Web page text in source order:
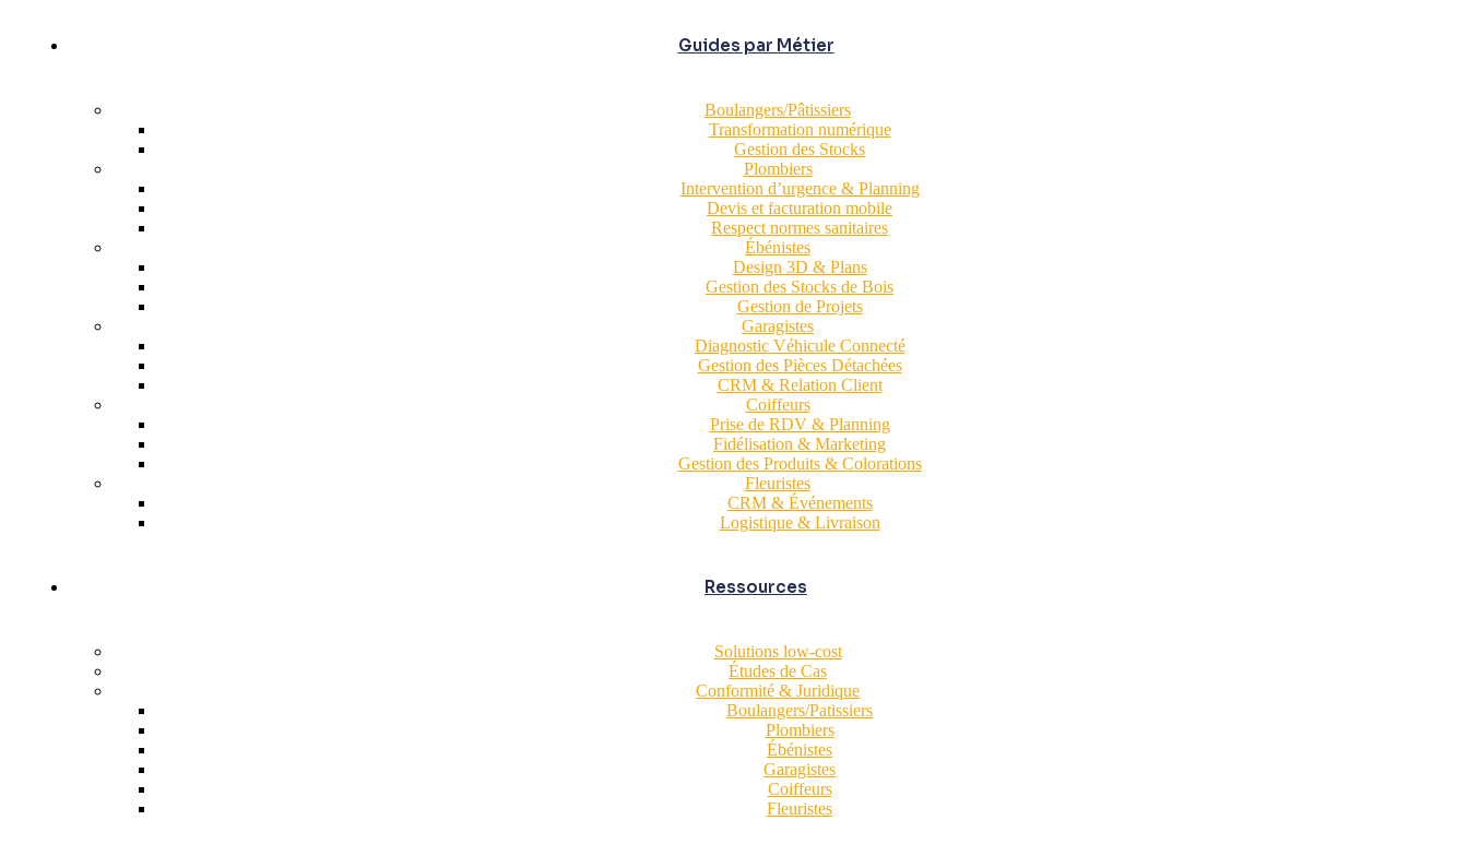
Guides par Métier
Boulangers/Pâtissiers
Transformation numérique
Gestion des Stocks
Plombiers
Intervention d’urgence & Planning
Devis et facturation mobile
Respect normes sanitaires
Ébénistes
Design 3D & Plans
Gestion des Stocks de Bois
Gestion de Projets
Garagistes
Diagnostic Véhicule Connecté
Gestion des Pièces Détachées
CRM & Relation Client
Coiffeurs
Prise de RDV & Planning
Fidélisation & Marketing
Gestion des Produits & Colorations
Fleuristes
CRM & Événements
Logistique & Livraison
Ressources
Solutions low-cost
Études de Cas
Conformité & Juridique
Boulangers/Patissiers
Plombiers
Ébénistes
Garagistes
Coiffeurs
Fleuristes